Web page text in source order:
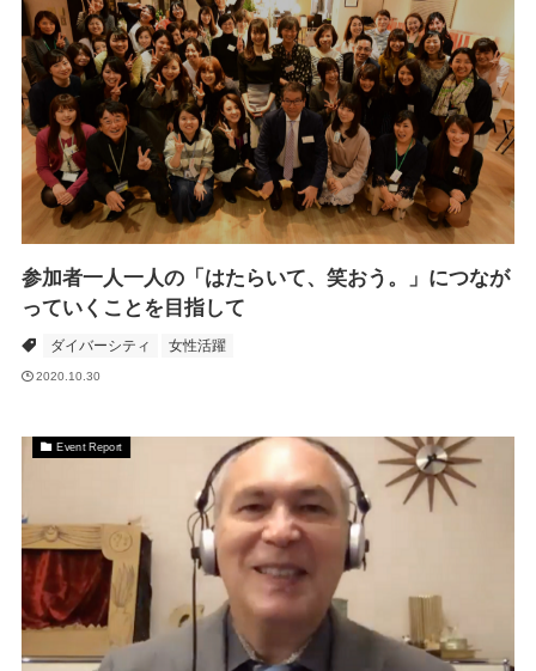
参加者一人一人の「はたらいて、笑おう。」につなが
っていくことを目指して
ダイバーシティ 女性活躍
2020.10.30
Event Report